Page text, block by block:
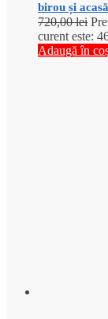
birou și acasă
720,00lei
curent este:
Adaugă în